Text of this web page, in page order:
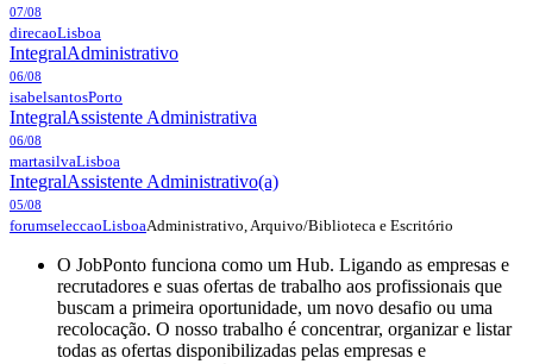
07/08
direcaoLisboa
IntegralAdministrativo
06/08
isabelsantosPorto
IntegralAssistente Administrativa
06/08
martasilvaLisboa
IntegralAssistente Administrativo(a)
05/08
forumseleccaoLisboaAdministrativo, Arquivo/Biblioteca e Escritório
O JobPonto funciona como um Hub. Ligando as empresas e
recrutadores e suas ofertas de trabalho aos profissionais que
buscam a primeira oportunidade, um novo desafio ou uma
recolocação. O nosso trabalho é concentrar, organizar e listar
todas as ofertas disponibilizadas pelas empresas e